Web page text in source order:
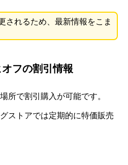
されるため、最新情報をこま
フの割引情報
所で割引購入が可能です。
ストアでは定期的に特価販売